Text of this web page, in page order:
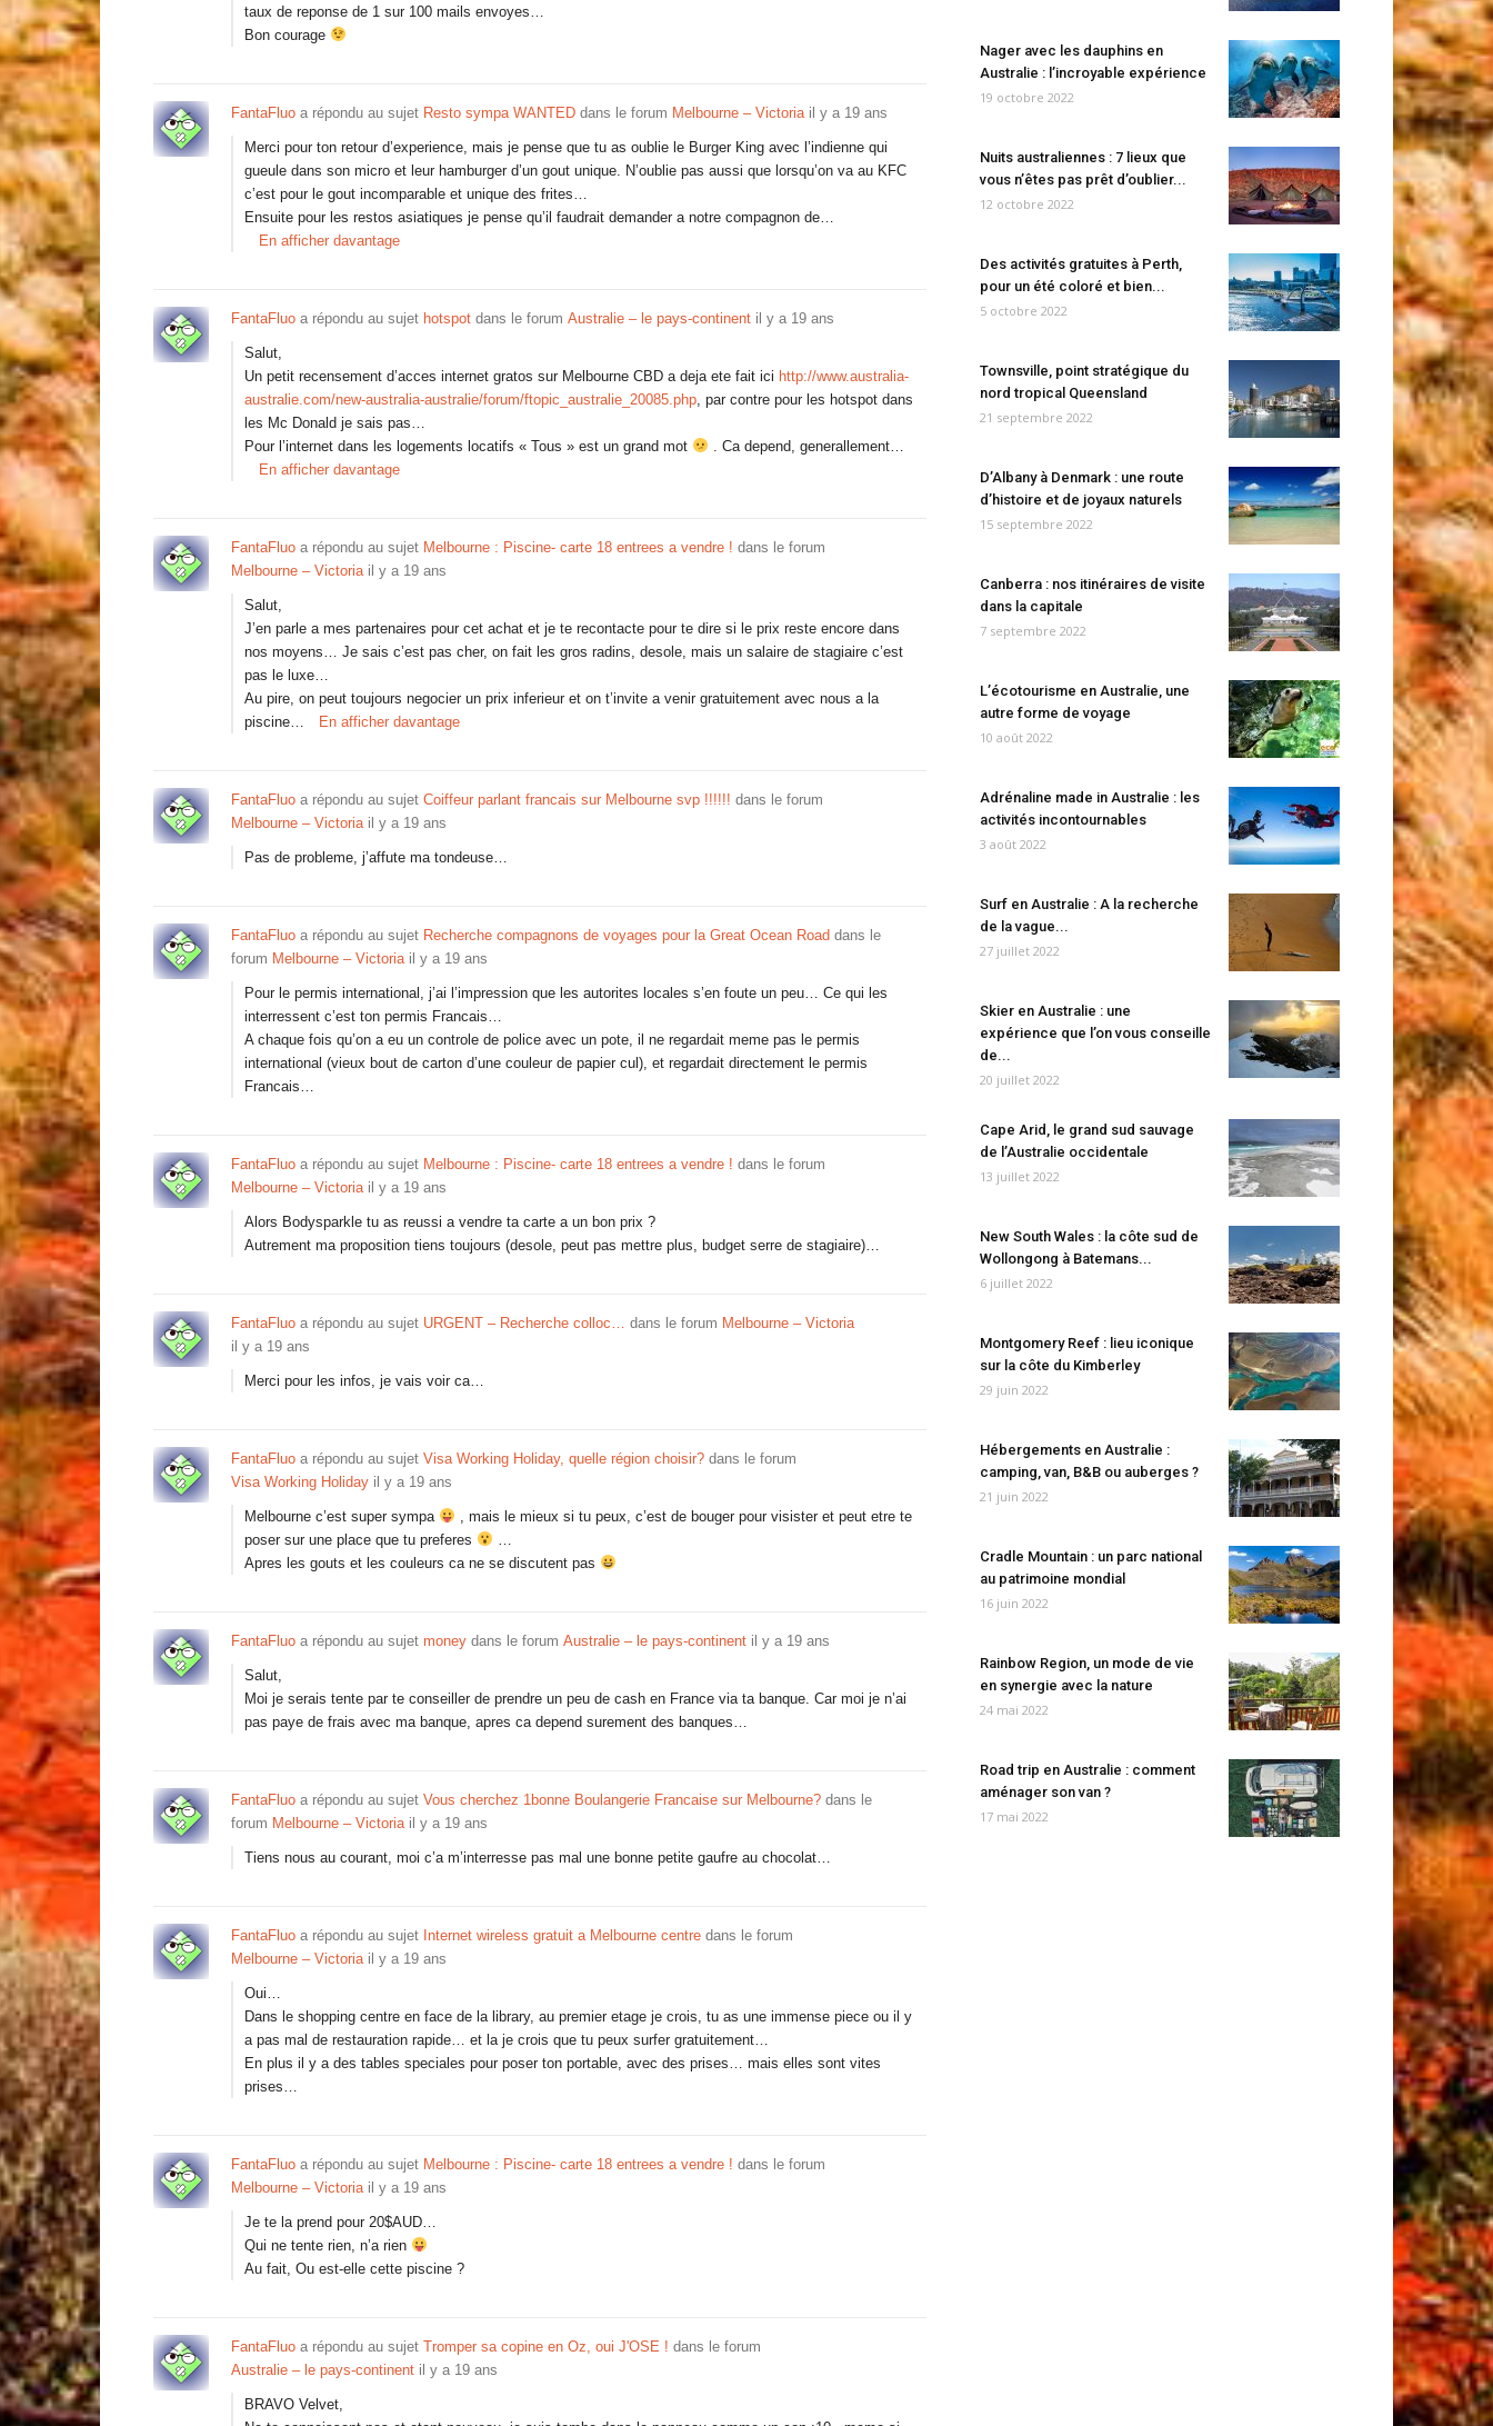
taux de reponse de 1 sur 100 mails envoyes…
Bon courage
FantaFluo a répondu au sujet Resto sympa WANTED dans le forum Melbourne – Victoria il y a 19 ans
Merci pour ton retour d’experience, mais je pense que tu as oublie le Burger King avec l’indienne qui
gueule dans son micro et leur hamburger d’un gout unique. N’oublie pas aussi que lorsqu’on va au KFC
c’est pour le gout incomparable et unique des frites…
Ensuite pour les restos asiatiques je pense qu’il faudrait demander a notre compagnon de…
En afficher davantage
FantaFluo a répondu au sujet hotspot dans le forum Australie – le pays-continent il y a 19 ans
Salut,
Un petit recensement d’acces internet gratos sur Melbourne CBD a deja ete fait ici http://www.australia-
australie.com/new-australia-australie/forum/ftopic_australie_20085.php, par contre pour les hotspot dans
les Mc Donald je sais pas…
Pour l’internet dans les logements locatifs « Tous » est un grand mot
. Ca depend, generallement…
En afficher davantage
FantaFluo a répondu au sujet Melbourne : Piscine- carte 18 entrees a vendre ! dans le forum
Melbourne – Victoria il y a 19 ans
Salut,
J’en parle a mes partenaires pour cet achat et je te recontacte pour te dire si le prix reste encore dans
nos moyens… Je sais c’est pas cher, on fait les gros radins, desole, mais un salaire de stagiaire c’est
pas le luxe…
Au pire, on peut toujours negocier un prix inferieur et on t’invite a venir gratuitement avec nous a la
piscine…
En afficher davantage
FantaFluo a répondu au sujet Coiffeur parlant francais sur Melbourne svp !!!!!! dans le forum
Melbourne – Victoria il y a 19 ans
Pas de probleme, j’affute ma tondeuse…
FantaFluo a répondu au sujet Recherche compagnons de voyages pour la Great Ocean Road dans le
forum Melbourne – Victoria il y a 19 ans
Pour le permis international, j’ai l’impression que les autorites locales s’en foute un peu… Ce qui les
interressent c’est ton permis Francais…
A chaque fois qu’on a eu un controle de police avec un pote, il ne regardait meme pas le permis
international (vieux bout de carton d’une couleur de papier cul), et regardait directement le permis
Francais…
FantaFluo a répondu au sujet Melbourne : Piscine- carte 18 entrees a vendre ! dans le forum
Melbourne – Victoria il y a 19 ans
Alors Bodysparkle tu as reussi a vendre ta carte a un bon prix ?
Autrement ma proposition tiens toujours (desole, peut pas mettre plus, budget serre de stagiaire)…
FantaFluo a répondu au sujet URGENT – Recherche colloc… dans le forum Melbourne – Victoria
il y a 19 ans
Merci pour les infos, je vais voir ca…
FantaFluo a répondu au sujet Visa Working Holiday, quelle région choisir? dans le forum
Visa Working Holiday il y a 19 ans
Melbourne c’est super sympa
, mais le mieux si tu peux, c’est de bouger pour visister et peut etre te
poser sur une place que tu preferes
…
Apres les gouts et les couleurs ca ne se discutent pas
FantaFluo a répondu au sujet money dans le forum Australie – le pays-continent il y a 19 ans
Salut,
Moi je serais tente par te conseiller de prendre un peu de cash en France via ta banque. Car moi je n’ai
pas paye de frais avec ma banque, apres ca depend surement des banques…
FantaFluo a répondu au sujet Vous cherchez 1bonne Boulangerie Francaise sur Melbourne? dans le
forum Melbourne – Victoria il y a 19 ans
Tiens nous au courant, moi c’a m’interresse pas mal une bonne petite gaufre au chocolat…
FantaFluo a répondu au sujet Internet wireless gratuit a Melbourne centre dans le forum
Melbourne – Victoria il y a 19 ans
Oui…
Dans le shopping centre en face de la library, au premier etage je crois, tu as une immense piece ou il y
a pas mal de restauration rapide… et la je crois que tu peux surfer gratuitement…
En plus il y a des tables speciales pour poser ton portable, avec des prises… mais elles sont vites
prises…
FantaFluo a répondu au sujet Melbourne : Piscine- carte 18 entrees a vendre ! dans le forum
Melbourne – Victoria il y a 19 ans
Je te la prend pour 20$AUD…
Qui ne tente rien, n’a rien
Au fait, Ou est-elle cette piscine ?
FantaFluo a répondu au sujet Tromper sa copine en Oz, oui J'OSE ! dans le forum
Australie – le pays-continent il y a 19 ans
BRAVO Velvet,
Nager avec les dauphins en
Australie : l’incroyable expérience
19 octobre 2022
Nuits australiennes : 7 lieux que
vous n’êtes pas prêt d’oublier...
12 octobre 2022
Des activités gratuites à Perth,
pour un été coloré et bien...
5 octobre 2022
Townsville, point stratégique du
nord tropical Queensland
21 septembre 2022
D’Albany à Denmark : une route
d’histoire et de joyaux naturels
15 septembre 2022
Canberra : nos itinéraires de visite
dans la capitale
7 septembre 2022
L’écotourisme en Australie, une
autre forme de voyage
10 août 2022
Adrénaline made in Australie : les
activités incontournables
3 août 2022
Surf en Australie : A la recherche
de la vague...
27 juillet 2022
Skier en Australie : une
expérience que l’on vous conseille
de...
20 juillet 2022
Cape Arid, le grand sud sauvage
de l’Australie occidentale
13 juillet 2022
New South Wales : la côte sud de
Wollongong à Batemans...
6 juillet 2022
Montgomery Reef : lieu iconique
sur la côte du Kimberley
29 juin 2022
Hébergements en Australie :
camping, van, B&B ou auberges ?
21 juin 2022
Cradle Mountain : un parc national
au patrimoine mondial
16 juin 2022
Rainbow Region, un mode de vie
en synergie avec la nature
24 mai 2022
Road trip en Australie : comment
aménager son van ?
17 mai 2022